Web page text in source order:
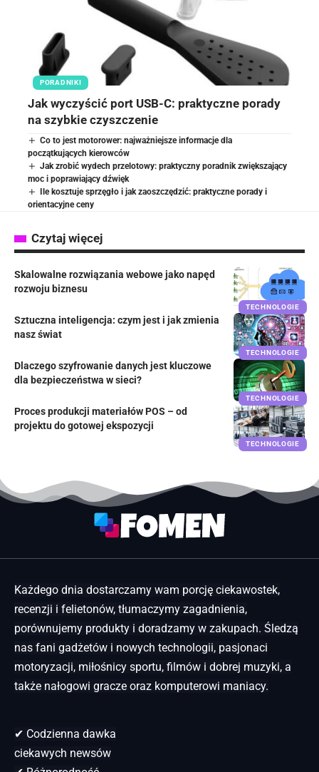
PORADNIKI
Jak wyczyścić port USB-C: praktyczne porady
na szybkie czyszczenie
Co to jest motorower: najważniejsze informacje dla
początkujących kierowców
Jak zrobić wydech przelotowy: praktyczny poradnik zwiększający
moc i poprawiający dźwięk
Ile kosztuje sprzęgło i jak zaoszczędzić: praktyczne porady i
orientacyjne ceny
Czytaj więcej
TECHNOLOGIE
Skalowalne rozwiązania webowe jako napęd
rozwoju biznesu
TECHNOLOGIE
Sztuczna inteligencja: czym jest i jak zmienia
nasz świat
TECHNOLOGIE
Dlaczego szyfrowanie danych jest kluczowe
dla bezpieczeństwa w sieci?
TECHNOLOGIE
Proces produkcji materiałów POS – od
projektu do gotowej ekspozycji
Każdego dnia dostarczamy wam porcję ciekawostek,
recenzji i felietonów, tłumaczymy zagadnienia,
porównujemy produkty i doradzamy w zakupach. Śledzą
nas fani gadżetów i nowych technologii, pasjonaci
motoryzacji, miłośnicy sportu, filmów i dobrej muzyki, a
także nałogowi gracze oraz komputerowi maniacy.
✔ Codzienna dawka
ciekawych newsów